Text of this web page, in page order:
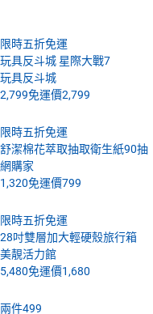
限時五折免運
玩具反斗城 星際大戰7
玩具反斗城
2,799免運價2,799
限時五折免運
舒潔棉花萃取抽取衛生紙90抽
網購家
1,320免運價799
限時五折免運
28吋雙層加大輕硬殼旅行箱
美靚活力館
5,480免運價1,680
兩件499